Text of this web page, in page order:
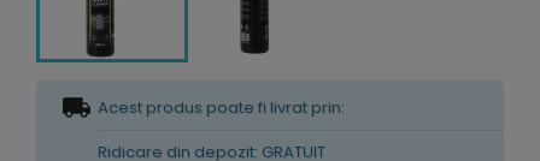
Acest produs poate fi livrat prin:
Ridicare din depozit: GRATUIT